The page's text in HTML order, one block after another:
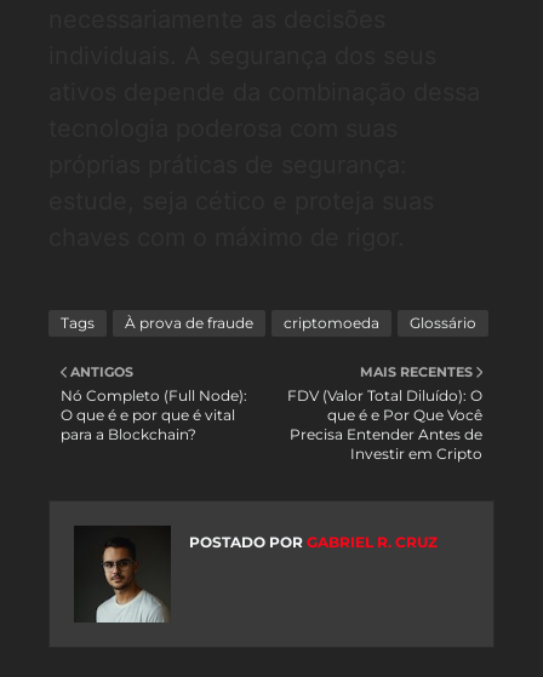
Tags À prova de fraude criptomoeda Glossário
MAIS RECENTES
FDV (Valor Total Diluído): O
que é e Por Que Você
Precisa Entender Antes de
Investir em Cripto
ANTIGOS
Nó Completo (Full Node):
O que é e por que é vital
para a Blockchain?
POSTADO POR GABRIEL R. CRUZ